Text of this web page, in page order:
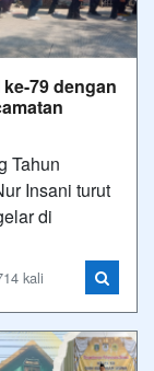
79 dengan
Tahun
Insani turut
di
kali